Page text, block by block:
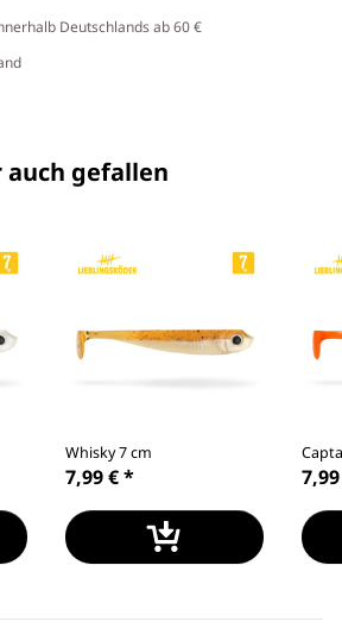
Deutschlands ab 60 €
gefallen
Whisky 7 cm
7,99 €*